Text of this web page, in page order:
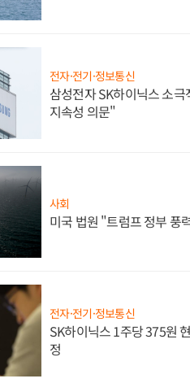
전자·전기·정보통신
삼성전자 SK하이닉스 소
지속성 의문"
사회
미국 법원 "트럼프 정부 풍
전자·전기·정보통신
SK하이닉스 1주당 375원
정